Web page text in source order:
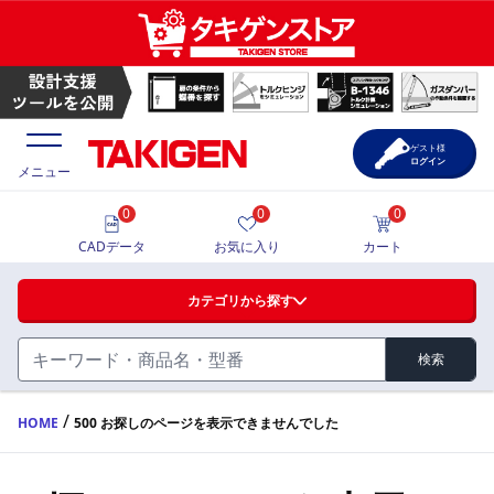
ハンドル・取手・つまみ・周辺機器
FA・A
蝶番・ステー・周辺機器
価格一覧
製品カタログ
メニュー
カテゴリから探す
検索
0
CADデータ
0
お気に入り
0
カート
ゲスト様
ログイン
HOME / 500 お探しのページを表示できませんでした